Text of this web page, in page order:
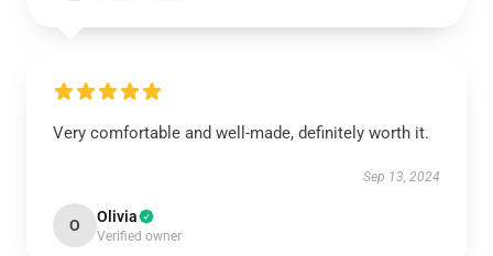
Very comfortable and well-made, definitely worth it.
Sep 13, 2024
O Olivia
Verified owner